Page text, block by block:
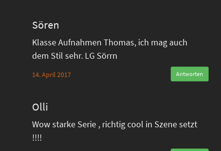
Sören
Klasse Aufnahmen Thomas, ich mag auch
dem Stil sehr. LG Sörrn
14. April 2017 Antworten
Olli
Wow starke Serie , richtig cool in Szene setzt
!!!!